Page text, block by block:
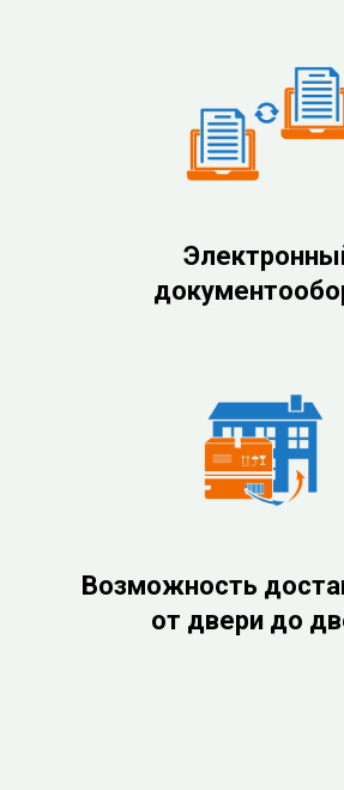
Возможность
от двери до